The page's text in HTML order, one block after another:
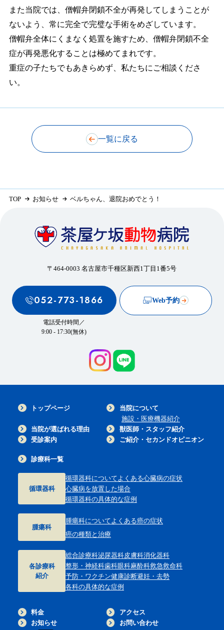
また当院では、僧帽弁閉鎖不全が再発してしまうことが
ないよう、常に完全で完璧な手術をめざしています。
僧帽弁全体にくまなく処置を施すため、僧帽弁閉鎖不全
症が再発悪化することは極めてまれです。
重症の子たちでもあきらめず、私たちにご相談くださ
い。
一覧に戻る
TOP お知らせ ベルちゃん、退院おめでとう！
〒464-0003 名古屋市千種区新西1丁目1番5号
052-773-1866
電話受付時間／
9:00 - 17:30(無休)
Web予約
トップページ
当院について
施設・医療機器紹介
当院が選ばれる理由
獣医師・スタッフ紹介
受診案内
ご紹介・セカンドオピニオン
診療科一覧
循環器科
循環器科についてよくある心臓病の症状
心臓病を放置した場合
循環器科の具体的な症例
腫瘍科
腫瘍科について よくある癌の症状
癌の種類と治療
各診療科
紹介
総合診療科泌尿器科皮膚科消化器科
整形・神経科歯科眼科麻酔科救急救命科
予防・ワクチン健康診断避妊・去勢
各科の具体的な症例
料金
アクセス
お知らせ
お問い合わせ